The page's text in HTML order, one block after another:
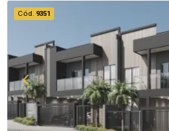
outra mista, sendo que uma
alugada. Aproveite essa oportunidade! A hora de
encontrar o seu novo lar É AGORA!
Ativa, sinta-se em casa!
Cód. 9351